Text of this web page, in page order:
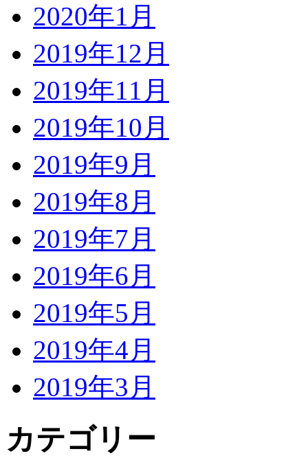
2020年1月
2019年12月
2019年11月
2019年10月
2019年9月
2019年8月
2019年7月
2019年6月
2019年5月
2019年4月
2019年3月
カテゴリー